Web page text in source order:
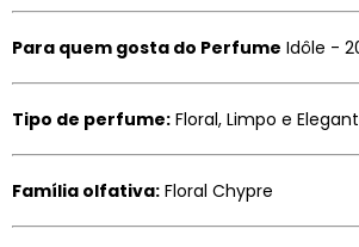
Para quem gosta do Perfume Idôle -
Tipo de perfume: Floral, Limpo e
Família olfativa: Floral Chypre